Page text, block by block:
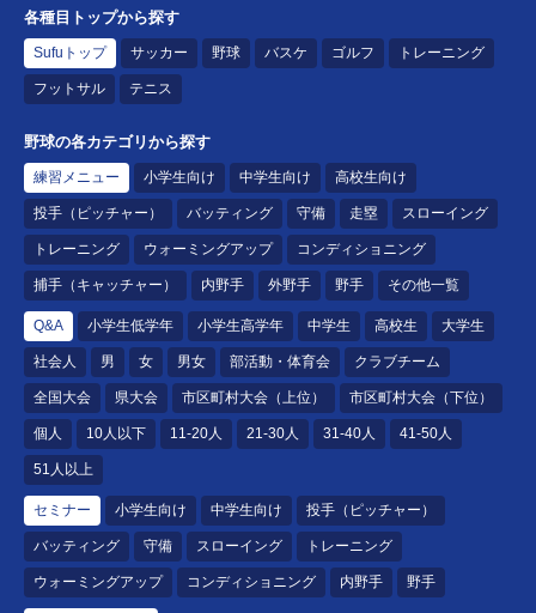
各種目トップから探す
Sufuトップ サッカー 野球 バスケ ゴルフ トレーニング
フットサル テニス
野球の各カテゴリから探す
練習メニュー 小学生向け 中学生向け 高校生向け
投手（ピッチャー） バッティング 守備 走塁 スローイング
トレーニング ウォーミングアップ コンディショニング
捕手（キャッチャー） 内野手 外野手 野手 その他一覧
Q&A 小学生低学年 小学生高学年 中学生 高校生 大学生
社会人 男 女 男女 部活動・体育会 クラブチーム
全国大会 県大会 市区町村大会（上位） 市区町村大会（下位）
個人 10人以下 11-20人 21-30人 31-40人 41-50人
51人以上
セミナー 小学生向け 中学生向け 投手（ピッチャー）
バッティング 守備 スローイング トレーニング
ウォーミングアップ コンディショニング 内野手 野手